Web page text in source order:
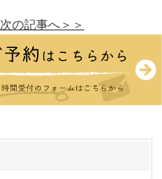
次の記事へ＞＞